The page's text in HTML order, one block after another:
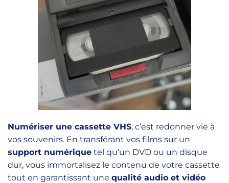
Numériser une cassette VHS, c’est redonner vie à
vos souvenirs. En transférant vos films sur un
support numérique tel qu’un DVD ou un disque
dur, vous immortalisez le contenu de votre cassette
tout en garantissant une qualité audio et vidéo